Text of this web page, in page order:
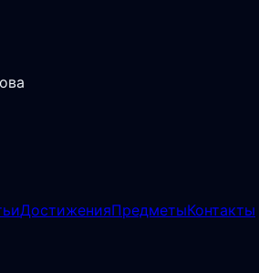
ДостиженияПредметыКонтакты